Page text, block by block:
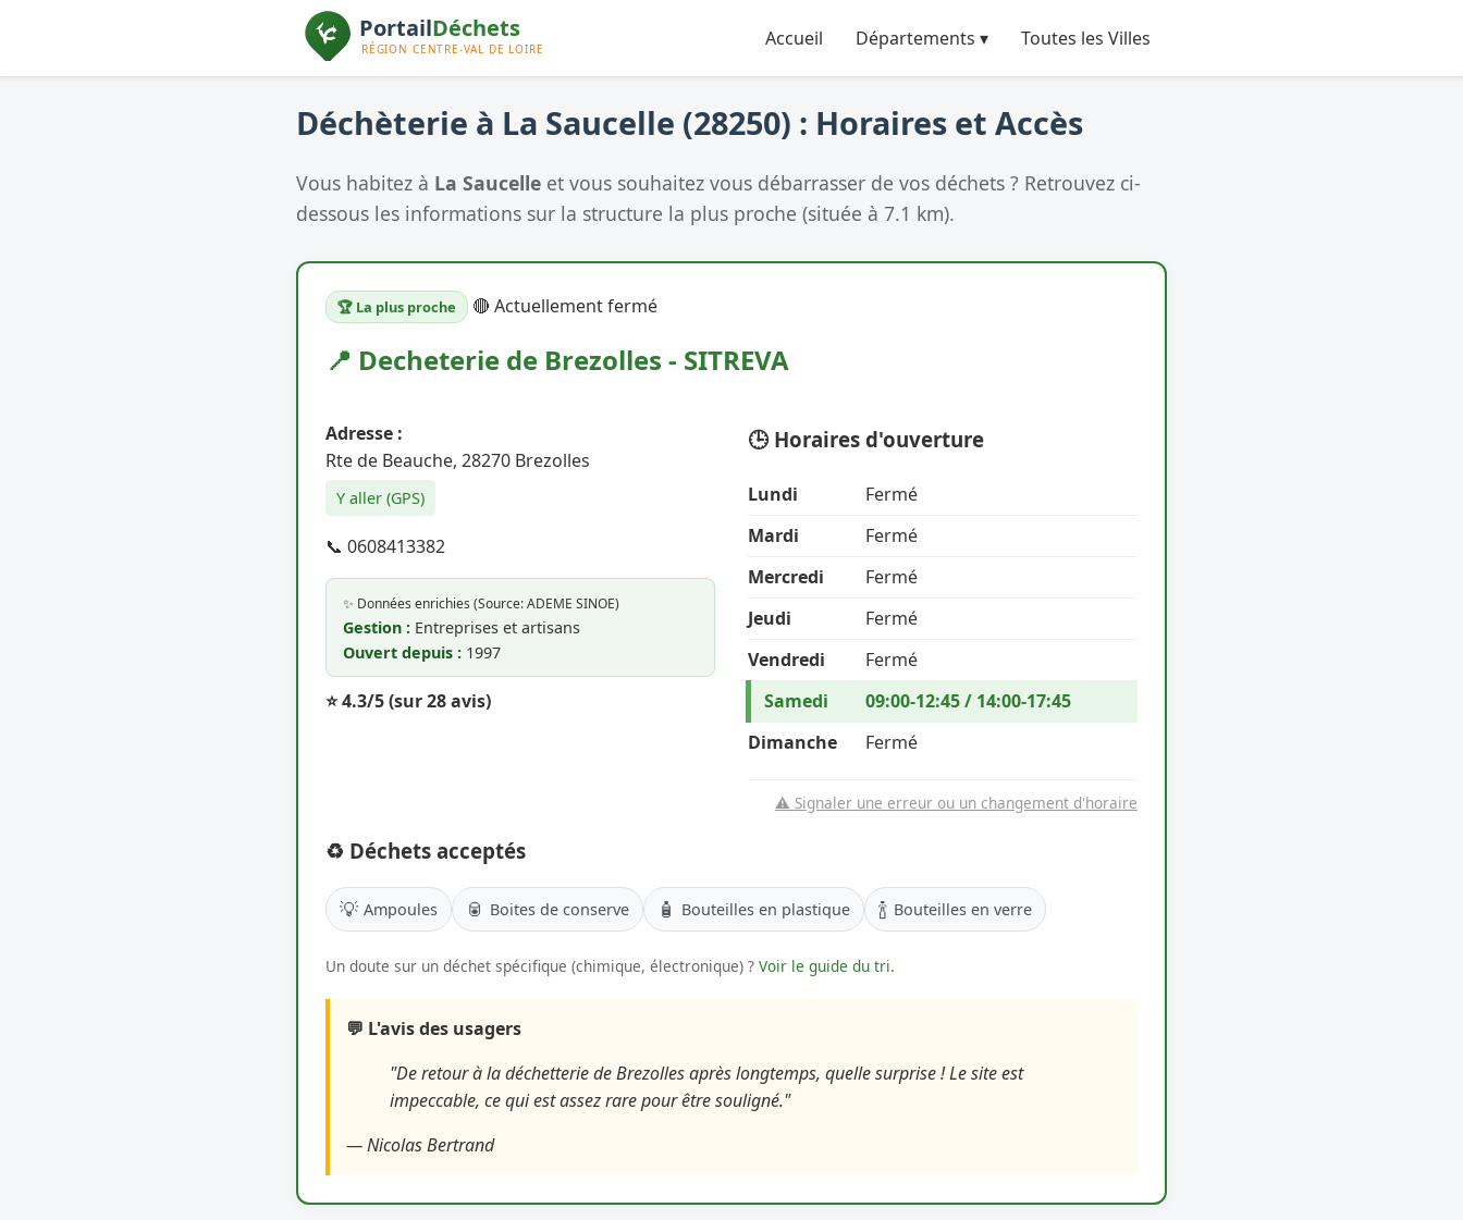
Accueil Départements ▾ Toutes les Villes
Déchèterie à La Saucelle (28250) : Horaires et Accès
Vous habitez à La Saucelle et vous souhaitez vous débarrasser de vos déchets ? Retrouvez ci-
dessous les informations sur la structure la plus proche (située à 7.1 km).
🏆 La plus proche 🔴 Actuellement fermé
📍 Decheterie de Brezolles - SITREVA
Adresse :
Rte de Beauche, 28270 Brezolles
Y aller (GPS)
📞 0608413382
✨ Données enrichies (Source: ADEME SINOE)
Gestion : Entreprises et artisans
Ouvert depuis : 1997
⭐ 4.3/5(sur 28 avis)
🕒 Horaires d'ouverture
Lundi
Fermé
Mardi
Fermé
Mercredi
Fermé
Jeudi
Fermé
Vendredi
Fermé
Samedi
09:00-12:45 / 14:00-17:45
Dimanche
Fermé
⚠️ Signaler une erreur ou un changement d'horaire
♻️ Déchets acceptés
💡 Ampoules 🥫 Boites de conserve 🧴 Bouteilles en plastique 🍾 Bouteilles en verre
Un doute sur un déchet spécifique (chimique, électronique) ? Voir le guide du tri.
💬 L'avis des usagers
"De retour à la déchetterie de Brezolles après longtemps, quelle surprise ! Le site est
impeccable, ce qui est assez rare pour être souligné."
— Nicolas Bertrand